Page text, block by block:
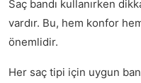
Saç bandı kullanırken
vardır. Bu, hem konfor
önemlidir.
Her saç tipi için uygun